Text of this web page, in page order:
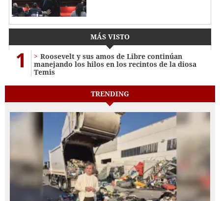
MÁS VISTO
1
Roosevelt y sus amos de Libre continúan
manejando los hilos en los recintos de la diosa
Temis
TRENDING